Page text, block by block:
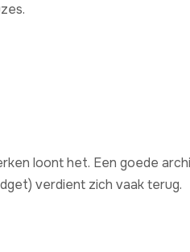
loont het. Een goede
verdient zich vaak terug.